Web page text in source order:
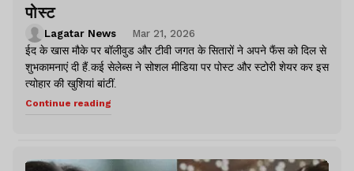
पोस्ट
Lagatar News
Mar 21, 2026
ईद के खास मौके पर बॉलीवुड और टीवी जगत के सितारों ने अपने फैंस को दिल से
शुभकामनाएं दी हैं.कई सेलेब्स ने सोशल मीडिया पर पोस्ट और स्टोरी शेयर कर इस
त्योहार की खुशियां बांटीं.
Continue reading